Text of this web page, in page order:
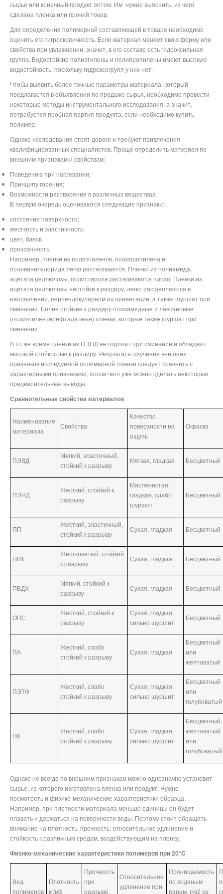
сырье или конечный продукт оптом. Им нужно выяснить, из чего
сделана пленка или прочий товар.
Для определения полимерной составляющей в товаре необходимо
оценить его гигроскопичность. Если материал меняет свою форму или
свойства при увлажнении, значит, в его составе есть гидроксильная
группа. Водостойкие полиэтилены и полипропилены имеют высокую
водостойкость, поскольку гидроксогрупп у них нет.
Чтобы выявить более точные параметры материала, который
предлагается в объявлении по продаже сырья, необходимо провести
некоторые методы инструментального исследования, а значит,
потребуется пробная партия продукта, если необходимо купить
полимер.
Однако исследования стоят дорого и требуют привлечения
квалифицированных специалистов. Проще определить материал по
внешним признакам и свойствам:
Поведению при нагревании;
Принципу горения;
Возможности растворения в различных веществах.
В первую очередь оцениваются следующие признаки:
состояние поверхности;
жесткость и эластичность;
цвет, блеск;
прозрачность.
Например, пленки из полиэтиленов, полипропилена и
поливинилхлорида легко растягиваются. Пленки из полиамида,
ацетата целлюлозы, полистирола растягиваются плохо. Пленки из
ацетата целлюлозы нестойки к раздиру, легко расщепляются в
направлении, перпендикулярном их ориентации, а также шуршат при
сминании. Более стойкие к раздиру полиамидные и лавсановые
(полиэтилентерефталатные) пленки, которые также шуршат при
сминании.
В то же время пленки из ПЭНД не шуршат при сминании и обладают
высокой стойкостью к раздиру. Результаты изучения внешних
признаков исследуемой полимерной пленки следует сравнить с
характерными признаками, после чего уже можно сделать некоторые
предварительные выводы.
Сравнительные свойства материалов
Наименование
материала
Свойства
Качество
поверхности на
ощупь
Окраска
ПЭВД
Мягкий, эластичный,
стойкий к разрыву
Мягкая, гладкая Бесцветный
ПЭНД
Жесткий, стойкий к
разрыву
Маслянистая,
гладкая, слабо
шуршит
Бесцветный
ПП
Жесткий, эластичный,
стойкий к разрыву
Сухая, гладкая Бесцветный
ПВХ
Жестковатый, стойкий
к разрыву
Сухая, гладкая Бесцветный
ПВДХ
Мягкий, стойкий к
разрыву
Сухая, гладкая Бесцветный
ОПС
Жесткий, стойкий к
разрыву
Сухая, гладкая,
сильно шуршит
Бесцветный
ПА
Жесткий, слабо
стойкий к разрыву
Сухая, гладкая
Бесцветный
или
желтоватый
ПЭТФ
Жесткий, слабо
стойкий к разрыву
Сухая, гладкая,
сильно шуршит
Бесцветный
или
голубоватый
ПК
Жесткий, слабо
стойкий к разрыву
Сухая, гладкая,
сильно шуршит
Бесцветный,
желтоватый
или
голубоватый
Однако не всегда по внешним признакам можно однозначно установит
сырье, из которого изготовлена пленка или продукт. Нужно
посмотреть и физико-механические характеристики образца.
Например, при плотности материала меньше единицы он будет
плавать и держаться на поверхности воды. Поэтому стоит обращать
внимание на плотность, прочность, относительное удлинение и
стойкость к различным средам, воздействующим на пленку.
Физико-механические характеристики полимеров при 20°C
Вид
полимеров
Плотность
кг/м3
Прочность
при
разрыве,
Относительное
удлинение при
Проницаемость
по водяным
парам, г/м2 за